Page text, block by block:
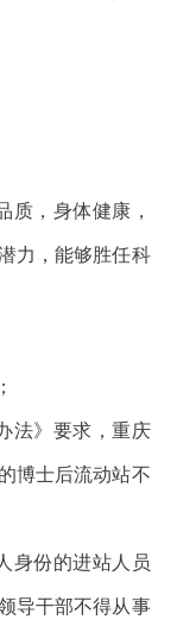
质，身体健康，
力，能够胜任科
法》要求，重庆
博士后流动站不
身份的进站人员
导干部不得从事